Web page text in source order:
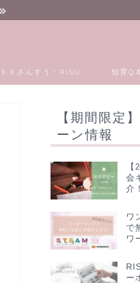
トドさんすう・RISU 知育Q
【期間限定
ーン情報
会
介
ワ
で
ワ
ー